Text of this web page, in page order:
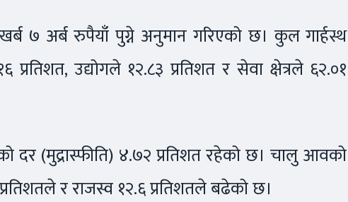
७ अर्ब रुपैयाँ पुग्ने अनुमान गरिएको छ। कुल गार्हस्थ
प्रतिशत, उद्योगले १२.८३ प्रतिशत र सेवा क्षेत्रले ६२.०१
दर (मुद्रास्फीति) ४.७२ प्रतिशत रहेको छ। चालु आवको
र राजस्व १२.६ प्रतिशतले बढेको छ।